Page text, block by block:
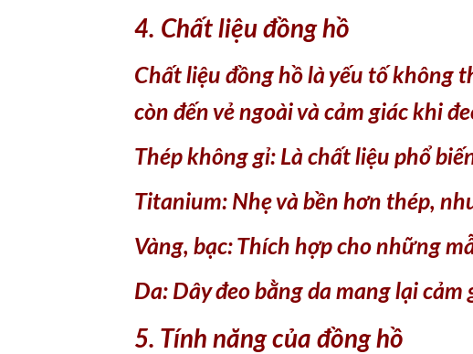
4. Chất liệu đồng hồ
Chất liệu đồng hồ là yếu tố không
còn đến vẻ ngoài và cảm giác khi
Thép không gỉ: Là chất liệu phổ
Titanium: Nhẹ và bền hơn thép,
Vàng, bạc: Thích hợp cho những
Da: Dây đeo bằng da mang lại
5. Tính năng của đồng hồ